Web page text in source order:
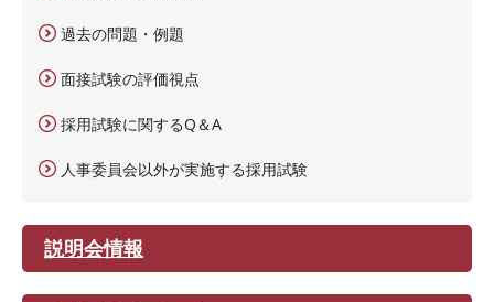
過去の問題・例題
面接試験の評価視点
採用試験に関するQ＆A
人事委員会以外が実施する採用試験
説明会情報